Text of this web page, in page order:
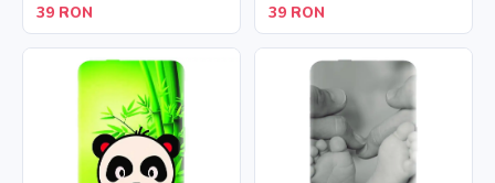
39 RON 39 RON